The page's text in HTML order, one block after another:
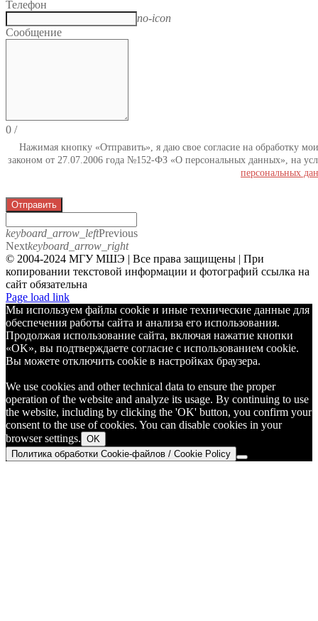
Телефон
no-icon
Сообщение
0 /
Нажимая кнопку «Отправить», я даю свое согласие на обработку
законом от 27.07.2006 года №152-ФЗ «О персональных данных», на
персональных
Отправить
keyboard_arrow_leftPrevious
Nextkeyboard_arrow_right
© 2004-2024 МГУ МШЭ | Все права защищены | При
копировании текстовой информации и фотографий ссылка на
сайт обязательна
Telegram
Page load link
Мы используем файлы cookie и иные технические данные для
обеспечения работы сайта и анализа его использования.
Продолжая использование сайта, включая нажатие кнопки
«OK», вы подтверждаете согласие с использованием cookie.
Вы можете отключить cookie в настройках браузера.
We use cookies and other technical data to ensure the proper
operation of the website and analyze its usage. By continuing to use
the website, including by clicking the 'OK' button, you confirm your
consent to the use of cookies. You can disable cookies in your
browser settings. OK
Политика обработки Cookie-файлов / Cookie Policy